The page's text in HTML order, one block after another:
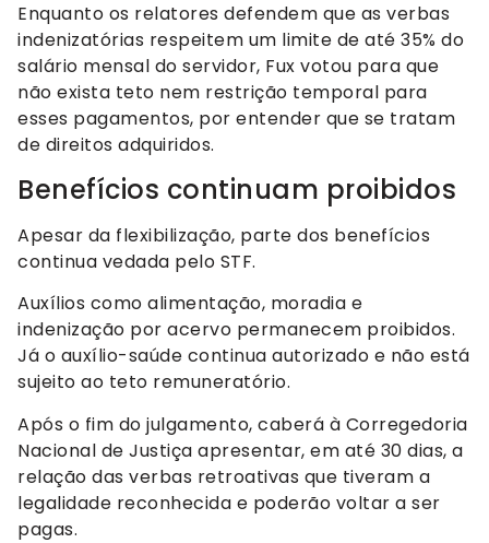
Enquanto os relatores defendem que as verbas
indenizatórias respeitem um limite de até 35% do
salário mensal do servidor, Fux votou para que
não exista teto nem restrição temporal para
esses pagamentos, por entender que se tratam
de direitos adquiridos.
Benefícios continuam proibidos
Apesar da flexibilização, parte dos benefícios
continua vedada pelo STF.
Auxílios como alimentação, moradia e
indenização por acervo permanecem proibidos.
Já o auxílio-saúde continua autorizado e não está
sujeito ao teto remuneratório.
Após o fim do julgamento, caberá à Corregedoria
Nacional de Justiça apresentar, em até 30 dias, a
relação das verbas retroativas que tiveram a
legalidade reconhecida e poderão voltar a ser
pagas.